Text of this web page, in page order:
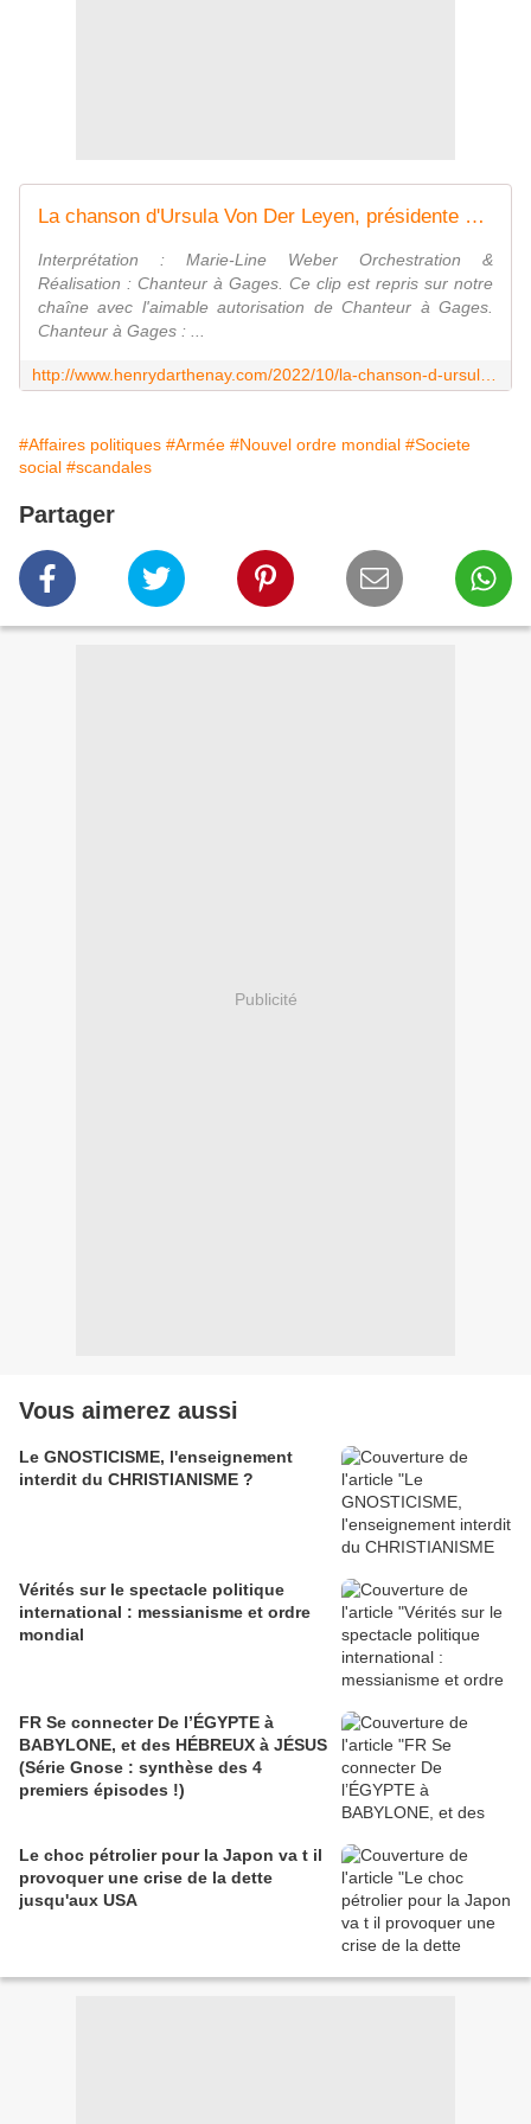
La chanson d'Ursula Von Der Leyen, présidente de la corruption européenne - Vouillé un peu d'Histoire
Interprétation : Marie-Line Weber Orchestration &
Réalisation : Chanteur à Gages. Ce clip est repris sur notre
chaîne avec l'aimable autorisation de Chanteur à Gages.
Chanteur à Gages : ...
#Affaires politiques #Armée #Nouvel ordre mondial #Societe
social #scandales
Partager
Publicité
Vous aimerez aussi
Le GNOSTICISME, l'enseignement
interdit du CHRISTIANISME ?
Vérités sur le spectacle politique
international : messianisme et ordre
mondial
FR Se connecter De l’ÉGYPTE à
BABYLONE, et des HÉBREUX à JÉSUS
(Série Gnose : synthèse des 4
premiers épisodes !)
Le choc pétrolier pour la Japon va t il
provoquer une crise de la dette
jusqu'aux USA